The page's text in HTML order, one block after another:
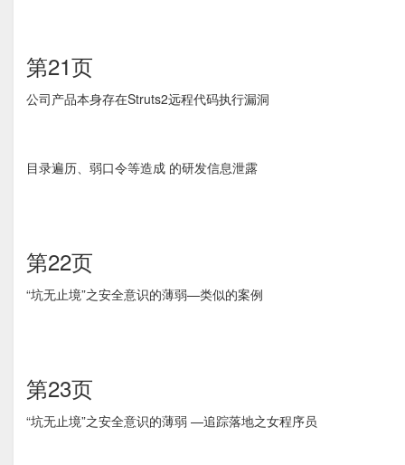
第21页
公司产品本身存在Struts2远程代码执行漏洞
目录遍历、弱口令等造成 的研发信息泄露
第22页
“坑无止境”之安全意识的薄弱—类似的案例
第23页
“坑无止境”之安全意识的薄弱 —追踪落地之女程序员